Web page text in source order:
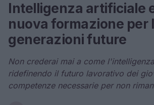
Intelligenza artificiale
nuova formazione per
generazioni future
Non crederai mai a come
ridefinendo il futuro lavorativo dei
competenze necessarie per non